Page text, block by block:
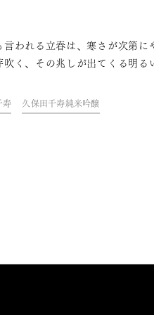
言われる立春は、寒さが次第に
吹く、その兆しが出てくる明る
日に搾られた「立春朝搾り」の
本では、古くからこの立春に
寿 久保田千寿純米吟醸